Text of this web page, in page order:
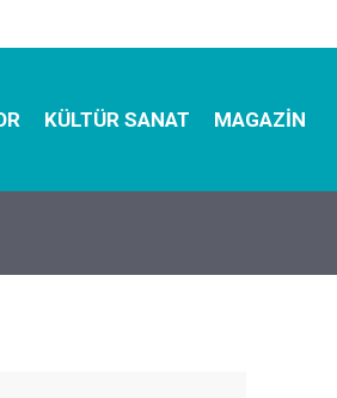
KÜLTÜR SANAT MAGAZIN
Çevre Dostu Ambalaj